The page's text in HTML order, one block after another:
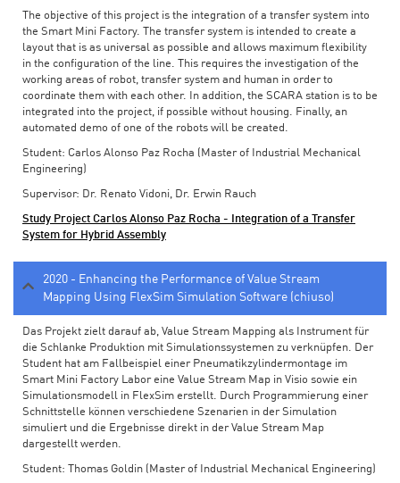
The objective of this project is the integration of a transfer system into
the Smart Mini Factory. The transfer system is intended to create a
layout that is as universal as possible and allows maximum flexibility
in the configuration of the line. This requires the investigation of the
working areas of robot, transfer system and human in order to
coordinate them with each other. In addition, the SCARA station is to be
integrated into the project, if possible without housing. Finally, an
automated demo of one of the robots will be created.
Student: Carlos Alonso Paz Rocha (Master of Industrial Mechanical
Engineering)
Supervisor: Dr. Renato Vidoni, Dr. Erwin Rauch
Study Project Carlos Alonso Paz Rocha - Integration of a Transfer
System for Hybrid Assembly
2020 - Enhancing the Performance of Value Stream
Mapping Using FlexSim Simulation Software (chiuso)
Das Projekt zielt darauf ab, Value Stream Mapping als Instrument für
die Schlanke Produktion mit Simulationssystemen zu verknüpfen. Der
Student hat am Fallbeispiel einer Pneumatikzylindermontage im
Smart Mini Factory Labor eine Value Stream Map in Visio sowie ein
Simulationsmodell in FlexSim erstellt. Durch Programmierung einer
Schnittstelle können verschiedene Szenarien in der Simulation
simuliert und die Ergebnisse direkt in der Value Stream Map
dargestellt werden.
Student: Thomas Goldin (Master of Industrial Mechanical Engineering)